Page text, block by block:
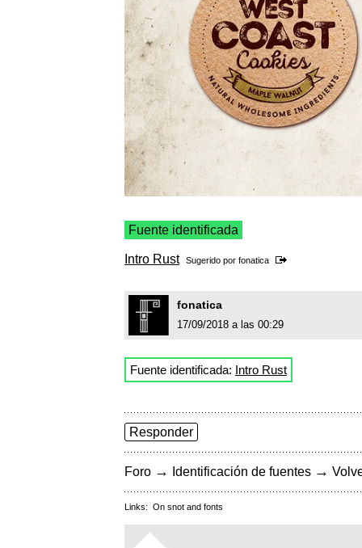
Fuente identificada
Intro Rust Sugerido por fonatica
fonatica
17/09/2018 a las 00:29
Fuente identificada: Intro Rust
Responder
Foro → Identificación de fuentes →
Links: On snot and fonts